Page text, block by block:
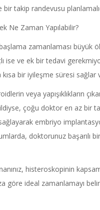
takip randevusu
Ne Zaman Yapılabilir?
zamanlaması büyük
ise ve ek bir tedavi
bir iyileşme süresi
veya yapışıklıkların
çoğu doktor en az bir
embriyo
doktorunuz başarılı
histeroskopinin
göre ideal zamanlamayı